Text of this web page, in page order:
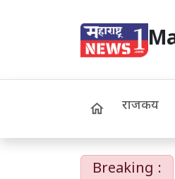
home राजकीय
Breaking :